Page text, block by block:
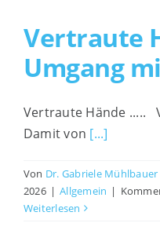
Vertraute
Umgang
Vertraute Hände .....
Damit von [...]
Von Dr. Gabriele Mühlbauer
2026 | Allgemein |
Weiterlesen